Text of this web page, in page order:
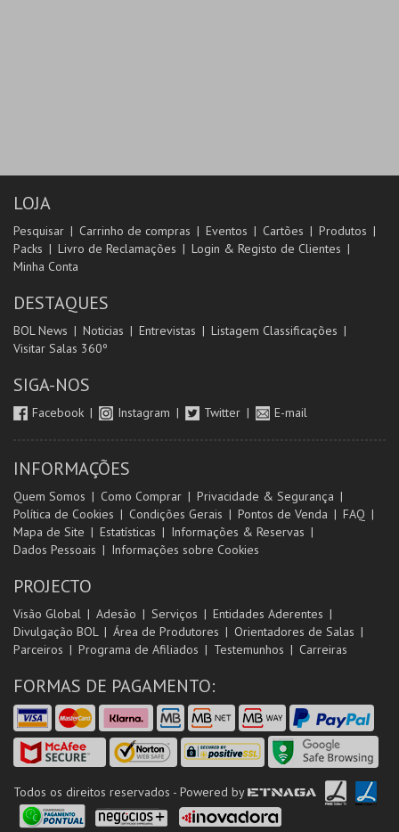
LOJA
Pesquisar Carrinho de compras Eventos Cartões
Produtos
Packs
Livro de Reclamações
Login & Registo de Clientes
Minha Conta
DESTAQUES
BOL News Noticias Entrevistas
Listagem Classificações
Visitar Salas 360º
SIGA-NOS
Facebook Instagram Twitter E-mail
INFORMAÇÕES
Quem Somos Como Comprar
Privacidade & Segurança
Política de Cookies
Condições Gerais Pontos de Venda
FAQ
Mapa de Site
Estatísticas
Informações & Reservas
Dados Pessoais
Informações sobre Cookies
PROJECTO
Visão Global Adesão Serviços
Entidades Aderentes
Divulgação BOL
Área de Produtores
Orientadores de Salas
Parceiros
Programa de Afiliados Testemunhos Carreiras
FORMAS DE PAGAMENTO:
Todos os direitos reservados - Powered by ETNAGA